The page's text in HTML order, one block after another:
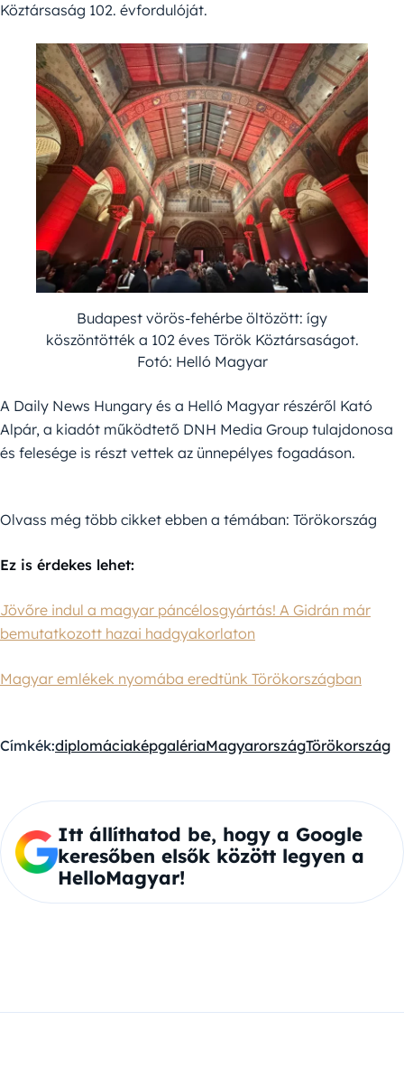
Köztársaság 102. évfordulóját.
Budapest vörös-fehérbe öltözött: így
köszöntötték a 102 éves Török Köztársaságot.
Fotó: Helló Magyar
A Daily News Hungary és a Helló Magyar részéről Kató
Alpár, a kiadót működtető DNH Media Group tulajdonosa
és felesége is részt vettek az ünnepélyes fogadáson.
Olvass még több cikket ebben a témában: Törökország
Ez is érdekes lehet:
Jövőre indul a magyar páncélosgyártás! A Gidrán már
bemutatkozott hazai hadgyakorlaton
Magyar emlékek nyomába eredtünk Törökországban
Címkék:diplomáciaképgalériaMagyarországTörökország
Itt állíthatod be, hogy a Google
keresőben elsők között legyen a
HelloMagyar!